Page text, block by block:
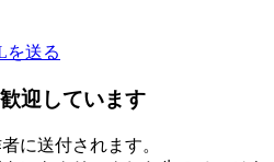
を送る
迎しています
に送付されます。